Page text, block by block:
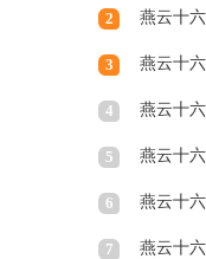
2
3
4
5
6
7